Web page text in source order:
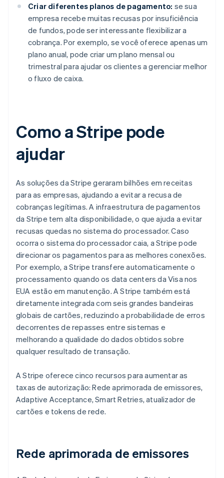
Criar diferentes planos de pagamento: se sua
empresa recebe muitas recusas por insuficiência
de fundos, pode ser interessante flexibilizar a
cobrança. Por exemplo, se você oferece apenas um
plano anual, pode criar um plano mensal ou
trimestral para ajudar os clientes a gerenciar melhor
o fluxo de caixa.
Como a Stripe pode
ajudar
As soluções da Stripe geraram bilhões em receitas
para as empresas, ajudando a evitar a recusa de
cobranças legítimas. A infraestrutura de pagamentos
da Stripe tem alta disponibilidade, o que ajuda a evitar
recusas quedas no sistema do processador. Caso
ocorra o sistema do processador caia, a Stripe pode
direcionar os pagamentos para as melhores conexões.
Por exemplo, a Stripe transfere automaticamente o
processamento quando os data centers da Visa nos
EUA estão em manutenção. A Stripe também está
diretamente integrada com seis grandes bandeiras
globais de cartões, reduzindo a probabilidade de erros
decorrentes de repasses entre sistemas e
melhorando a qualidade do dados obtidos sobre
qualquer resultado de transação.
A Stripe oferece cinco recursos para aumentar as
taxas de autorização: Rede aprimorada de emissores,
Adaptive Acceptance, Smart Retries, atualizador de
cartões e tokens de rede.
Rede aprimorada de emissores